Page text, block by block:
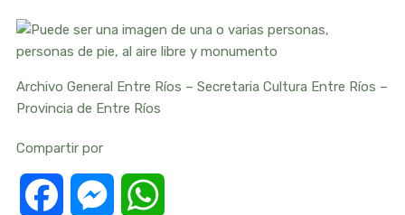
Archivo General Entre Ríos – Secretaria Cultura Entre Ríos –
Provincia de Entre Ríos
Compartir por
Facebook Messenger